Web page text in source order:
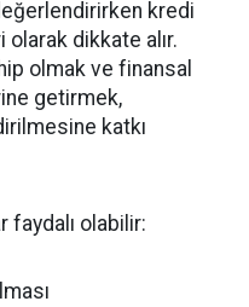
kredi
dikkate alır.
olmak ve finansal
getirmek,
katkı
faydalı olabilir: